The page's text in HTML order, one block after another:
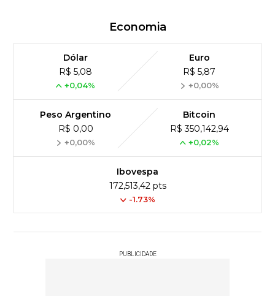
Economia
Dólar
R$ 5,08
+0,04%
Euro
R$ 5,87
+0,00%
Peso Argentino
R$ 0,00
+0,00%
Bitcoin
R$ 350,142,94
+0,02%
Ibovespa
172,513,42 pts
-1.73%
PUBLICIDADE